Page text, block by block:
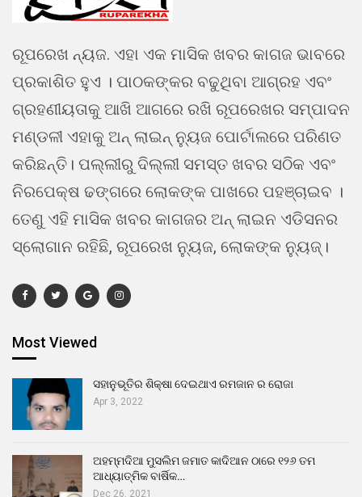
ରୂପରେଖ ନ୍ୟଜ. ଏହା ଏକ ମାସିକ ଖବର କାଗଜ ଭାବରେ
ପ୍ରକାଶିତ ହୁଏ । ପାଠକଙ୍କର ବଢୁଥିବା ଆଗ୍ରହ ଏବଂ
ଗ୍ରହଣୀୟତାକୁ ଆଖି ଆଗରେ ରଖି ରୂପରେଖର ସମ୍ପାଦନ
ମଣ୍ଡଳୀ ଏହାକୁ ଅନ୍ ଲାଇନ୍ ନ୍ୟୁଜ ପୋର୍ଟାଲରେ ପରିଣତ
କରିଛନ୍ତି। ପଲ୍ଲୀରୁ ଦିଲ୍ଲୀ ସମସ୍ତ ଖବର ସଠିକ ଏବଂ
ନିରପେକ୍ଷ ଢଙ୍ଗରେ ଲୋକଙ୍କ ପାଖରେ ପହଞ୍ଚାଇବ ।
ତେଣୁ ଏହି ମାସିକ ଖବର କାଗଜର ଅନ୍ ଲାଇନ ଏଡିସନର
ସ୍ଲୋଗାନ ରହିଛି, ରୂପରେଖ ନ୍ୟୁଜ, ଲୋକଙ୍କ ନ୍ୟୁଜ୍।
Most Viewed
ସହାନୁଭୂତିର ଶିକ୍ଷା ଦେଇଥାଏ ରମଜାନ ର ରୋଜା
Apr 3, 2022
ଅହମ୍ମଦିଆ ମୁସଲିମ ଜମାତ କାଦିଆନ ଠାରେ ୧୨୬ ତମ
ଆଧ୍ୟାତ୍ମିକ ବାର୍ଷିକ…
Dec 26, 2021